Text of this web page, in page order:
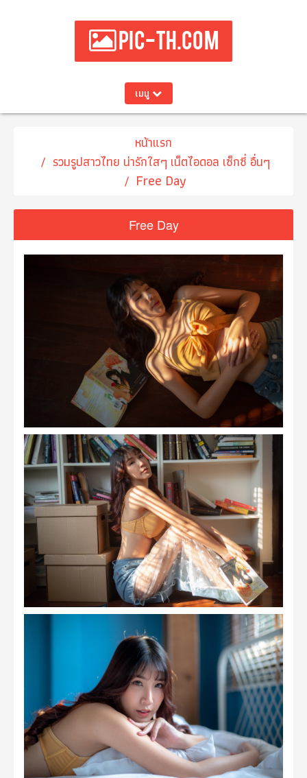
PIC-TH.COM
เมนู
หน้าแรก
รวมรูปสาวไทย น่ารักใสๆ เน็ตไอดอล เซ็กซี่ อื่นๆ
Free Day
Free Day